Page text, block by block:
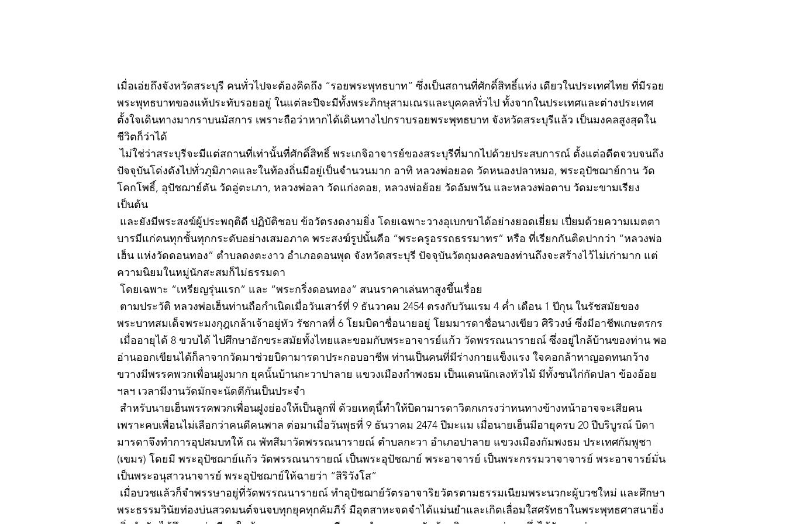
เมื่อเอ่ยถึงจังหวัดสระบุรี คนทั่วไปจะต้องคิดถึง “รอยพระพุทธบาท” ซึ่งเป็นสถานที่ศักดิ์สิทธิ์แห่ง เดียวในประเทศไทย ที่มีรอย
พระพุทธบาทของแท้ประทับรอยอยู่ ในแต่ละปีจะมีทั้งพระภิกษุสามเณรและบุคคลทั่วไป ทั้งจากในประเทศและต่างประเทศ
ตั้งใจเดินทางมากราบนมัสการ เพราะถือว่าหากได้เดินทางไปกราบรอยพระพุทธบาท จังหวัดสระบุรีแล้ว เป็นมงคลสูงสุดใน
ชีวิตก็ว่าได้
ไม่ใช่ว่าสระบุรีจะมีแต่สถานที่เท่านั้นที่ศักดิ์สิทธิ์ พระเกจิอาจารย์ของสระบุรีที่มากไปด้วยประสบการณ์ ตั้งแต่อดีตจวบจนถึง
ปัจจุบันโด่งดังไปทั่วภูมิภาคและในท้องถิ่นมีอยู่เป็นจำนวนมาก อาทิ หลวงพ่อยอด วัดหนองปลาหมอ, พระอุปัชฌาย์กาน วัด
โคกโพธิ์, อุปัชฌาย์ตัน วัดอู่ตะเภา, หลวงพ่อลา วัดแก่งคอย, หลวงพ่อย้อย วัดอัมพวัน และหลวงพ่อตาบ วัดมะขามเรียง
เป็นต้น
และยังมีพระสงฆ์ผู้ประพฤติดี ปฏิบัติชอบ ข้อวัตรงดงามยิ่ง โดยเฉพาะวางอุเบกขาได้อย่างยอดเยี่ยม เปี่ยมด้วยความเมตตา
บารมีแก่คนทุกชั้นทุกกระดับอย่างเสมอภาค พระสงฆ์รูปนั้นคือ “พระครูอรรถธรรมาทร” หรือ ที่เรียกกันติดปากว่า “หลวงพ่อ
เฮ็น แห่งวัดดอนทอง” ตำบลดงตะงาว อำเภอดอนพุด จังหวัดสระบุรี ปัจจุบันวัตถุมงคลของท่านถึงจะสร้างไว้ไม่เก่ามาก แต่
ความนิยมในหมู่นักสะสมก็ไม่ธรรมดา
โดยเฉพาะ “เหรียญรุ่นแรก” และ “พระกริ่งดอนทอง” สนนราคาเล่นหาสูงขึ้นเรื่อย
ตามประวัติ หลวงพ่อเฮ็นท่านถือกำเนิดเมื่อวันเสาร์ที่ 9 ธันวาคม 2454 ตรงกับวันแรม 4 ค่ำ เดือน 1 ปีกุน ในรัชสมัยของ
พระบาทสมเด็จพระมงกุฎเกล้าเจ้าอยู่หัว รัชกาลที่ 6 โยมบิดาชื่อนายอยู่ โยมมารดาชื่อนางเขียว ศิริวงษ์ ซึ่งมีอาชีพเกษตรกร
เมื่ออายุได้ 8 ขวบได้ ไปศึกษาอักขระสมัยทั้งไทยและขอมกับพระอาจารย์แก้ว วัดพรรณนารายณ์ ซึ่งอยู่ไกล้บ้านของท่าน พอ
อ่านออกเขียนได้ก็ลาจากวัดมาช่วยบิดามารดาประกอบอาชีพ ท่านเป็นคนที่มีร่างกายแข็งแรง ใจคอกล้าหาญอดทนกว้าง
ขวางมีพรรคพวกเพื่อนฝูงมาก ยุคนั้นบ้านกะวาปาลาย แขวงเมืองกำพงธม เป็นแดนนักเลงหัวไม้ มีทั้งชนไก่กัดปลา ข้องอ้อย
ฯลฯ เวลามีงานวัดมักจะนัดตีกันเป็นประจำ
สำหรับนายเฮ็นพรรคพวกเพื่อนฝูงย่องให้เป็นลูกพี่ ด้วยเหตุนี้ทำให้บิดามารดาวิตกเกรงว่าหนทางข้างหน้าอาจจะเสียคน
เพราะคบเพื่อนไม่เลือกว่าคนดีคนพาล ต่อมาเมื่อวันพุธที่ 9 ธันวาคม 2474 ปีมะแม เมื่อนายเฮ็นมีอายุครบ 20 ปีบริบูรณ์ บิดา
มารดาจึงทำการอุปสมบทให้ ณ พัทสีมาวัดพรรณนารายณ์ ตำบลกะวา อำเภอปาลาย แขวงเมืองกัมพงธม ประเทศกัมพูชา
(เขมร) โดยมี พระอุปัชฌาย์แก้ว วัดพรรณนารายณ์ เป็นพระอุปัชฌาย์ พระอาจารย์ เป็นพระกรรมวาจาจารย์ พระอาจารย์มั่น
เป็นพระอนุสาวนาจารย์ พระอุปัชฌาย์ให้ฉายว่า “สิริวังโส”
เมื่อบวชแล้วก็จำพรรษาอยู่ที่วัดพรรณนารายณ์ ทำอุปัชฌาย์วัตรอาจาริยวัตรตามธรรมเนียมพระนวกะผู้บวชใหม่ และศึกษา
พระธรรมวินัยท่องบ่นสวดมนต์จนจบทุกยุคทุกคัมภีร์ มีอุตสาหะจดจำได้แม่นยำและเกิดเลื่อมใสศรัทธาในพระพุทธศาสนายิ่ง